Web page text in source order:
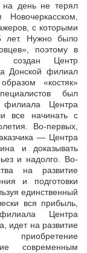
день не терял
с которыми
лет. Нужно было
поэтому в
Центр
Донской филиал
«костяк»
был
филиала Центра
все начинать с
Во-первых,
— Центра
и доказывать
и надолго. Во-
на развитие
и подготовки
единственный
вся прибыль,
Центра
идет на развитие
приобретение
современным